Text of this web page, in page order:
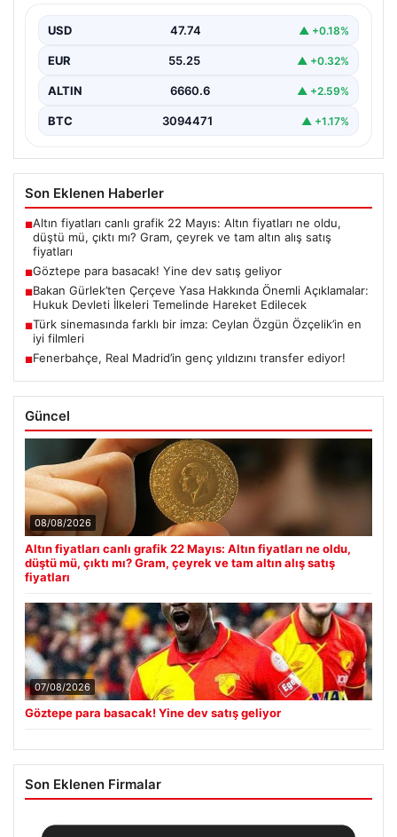
USD 47.74 ▲ +0.18%
EUR 55.25 ▲ +0.32%
ALTIN 6660.6 ▲ +2.59%
BTC 3094471 ▲ +1.17%
Son Eklenen Haberler
■Altın fiyatları canlı grafik 22 Mayıs: Altın fiyatları ne oldu,
düştü mü, çıktı mı? Gram, çeyrek ve tam altın alış satış
fiyatları
■Göztepe para basacak! Yine dev satış geliyor
■Bakan Gürlek’ten Çerçeve Yasa Hakkında Önemli Açıklamalar:
Hukuk Devleti İlkeleri Temelinde Hareket Edilecek
■Türk sinemasında farklı bir imza: Ceylan Özgün Özçelik’in en
iyi filmleri
■Fenerbahçe, Real Madrid’in genç yıldızını transfer ediyor!
Güncel
08/08/2026
Altın fiyatları canlı grafik 22 Mayıs: Altın fiyatları ne oldu,
düştü mü, çıktı mı? Gram, çeyrek ve tam altın alış satış
fiyatları
07/08/2026
Göztepe para basacak! Yine dev satış geliyor
Son Eklenen Firmalar